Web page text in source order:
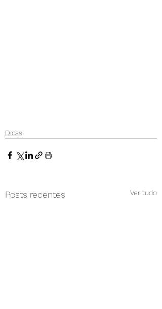
Dicas
Posts recentes Ver tudo